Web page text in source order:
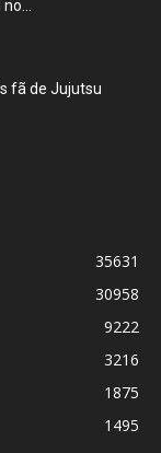
fã de Jujutsu
35631
30958
9222
3216
1875
1495